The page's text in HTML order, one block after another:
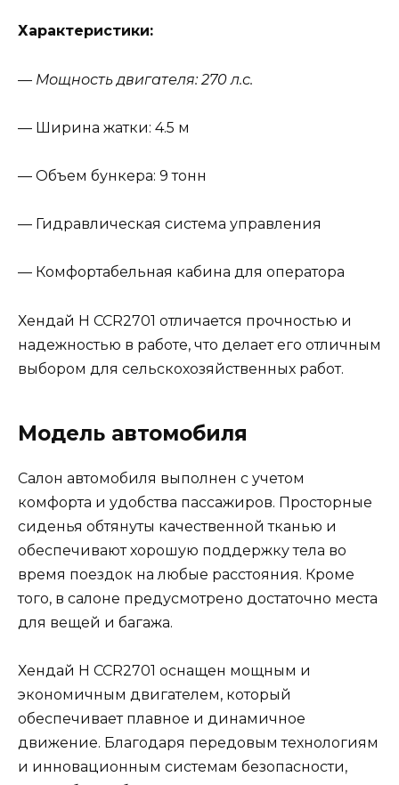
Характеристики:
— Мощность двигателя: 270 л.с.
— Ширина жатки: 4.5 м
— Объем бункера: 9 тонн
— Гидравлическая система управления
— Комфортабельная кабина для оператора
Хендай H CCR2701 отличается прочностью и
надежностью в работе, что делает его отличным
выбором для сельскохозяйственных работ.
Модель автомобиля
Салон автомобиля выполнен с учетом
комфорта и удобства пассажиров. Просторные
сиденья обтянуты качественной тканью и
обеспечивают хорошую поддержку тела во
время поездок на любые расстояния. Кроме
того, в салоне предусмотрено достаточно места
для вещей и багажа.
Хендай H CCR2701 оснащен мощным и
экономичным двигателем, который
обеспечивает плавное и динамичное
движение. Благодаря передовым технологиям
и инновационным системам безопасности,